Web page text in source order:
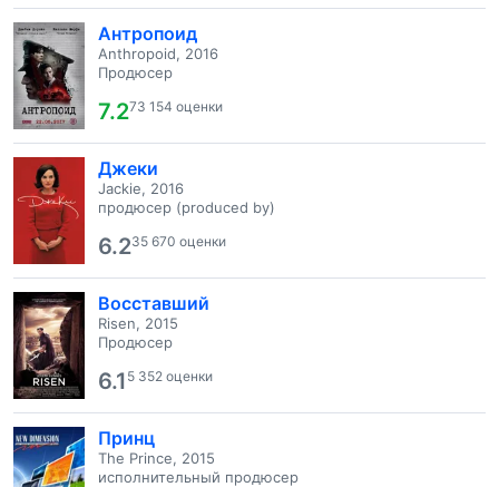
Антропоид
Anthropoid, 2016
Продюсер
7.273 154 оценки
Джеки
Jackie, 2016
продюсер (produced by)
6.235 670 оценки
Восставший
Risen, 2015
Продюсер
6.1 5 352 оценки
Принц
The Prince, 2015
исполнительный продюсер